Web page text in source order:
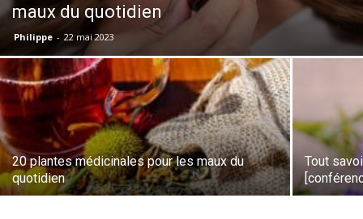
maux du quotidien
Philippe - 22 mai 2023
20 plantes médicinales pour les maux du
quotidien
Tout